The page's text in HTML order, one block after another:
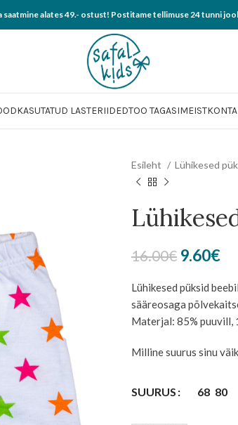
alates 49.- ostust! Postitame tellimuse 24 tunni
KASUTATUD LASTERIIDEDTOO TAGASIMEIST
Esileht Lühikesed
16.00€ Algne
oli:
16.00€.
9.60€
is:
Lühikesed püksid
sääreosaga
Materjal: 85% puuvill,
Milline suurus sinu
SUURUS 68 80